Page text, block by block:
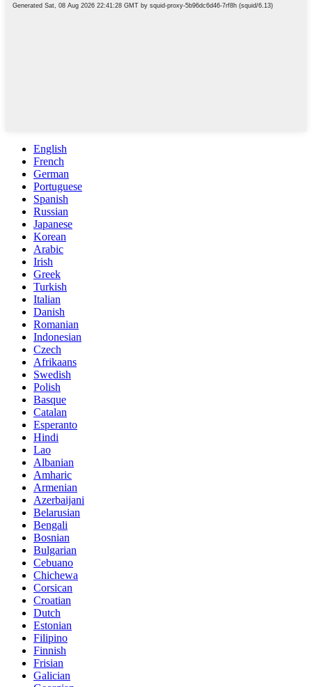
English
French
German
Portuguese
Spanish
Russian
Japanese
Korean
Arabic
Irish
Greek
Turkish
Italian
Danish
Romanian
Indonesian
Czech
Afrikaans
Swedish
Polish
Basque
Catalan
Esperanto
Hindi
Lao
Albanian
Amharic
Armenian
Azerbaijani
Belarusian
Bengali
Bosnian
Bulgarian
Cebuano
Chichewa
Corsican
Croatian
Dutch
Estonian
Filipino
Finnish
Frisian
Galician